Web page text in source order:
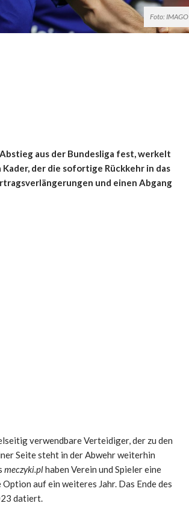
Foto: IMAGO
aus der Bundesliga fest, werkelt
der die sofortige Rückkehr in das
und einen Abgang
verwendbare Verteidiger, der zu den
Seite steht in der Abwehr weiterhin
meczyki.plhaben Verein und Spieler eine
auf ein weiteres Jahr. Das Ende des
datiert.